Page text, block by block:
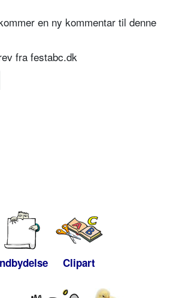
en ny kommentar til denne
fra festabc.dk
Clipart